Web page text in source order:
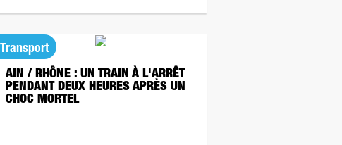
Transport
AIN / RHÔNE : UN TRAIN À L'ARRÊT
PENDANT DEUX HEURES APRÈS UN
CHOC MORTEL